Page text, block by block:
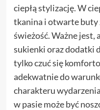
ciepłą stylizację. W
tkanina i otwarte buty
świeżość. Ważne jest,
sukienki oraz dodatki
tylko czuć się
adekwatnie do
charakteru
w pasie może być